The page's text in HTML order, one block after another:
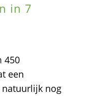
in 7
450
een
nog